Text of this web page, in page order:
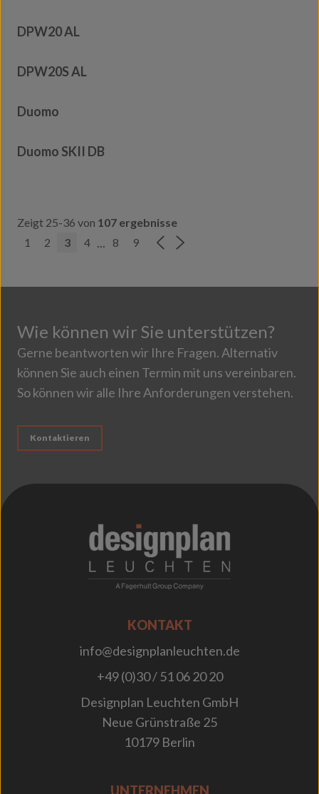
DPW20 AL
DPW20S AL
Duomo
Duomo SKII DB
Zeigt 25-36 von 107 ergebnisse
1
2 3 4 ... 8 9
Wie können wir Sie unterstützen?
Gerne beantworten wir Ihre Fragen. Alternativ
können Sie auch einen Termin mit uns vereinbaren.
So können wir alle Ihre Anforderungen verstehen.
Kontaktieren
KONTAKT
info@designplanleuchten.de
+49 (0)30 / 51 06 20 20
Designplan Leuchten GmbH
Neue Grünstraße 25
10179 Berlin
UNTERNEHMEN